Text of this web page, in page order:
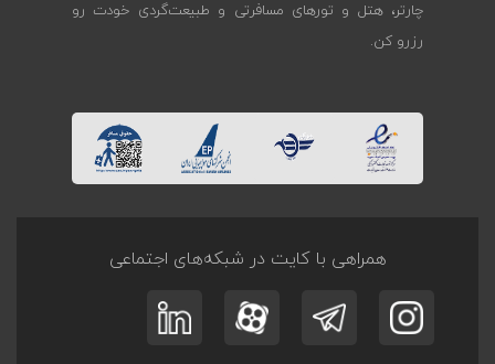
چارتر، هتل و تورهای مسافرتی و طبیعت‌گردی خودت رو
رزرو کن.
همراهی با کایت در شبکه‌های اجتماعی